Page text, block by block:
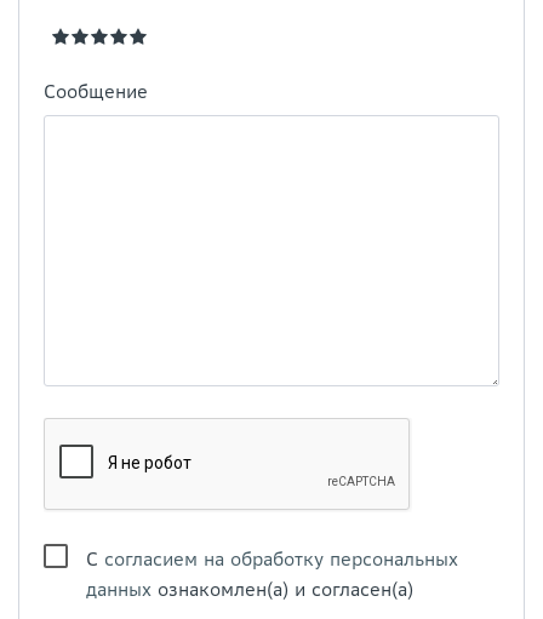
Сообщение
С согласием на обработку персональных
данных ознакомлен(а) и согласен(а)